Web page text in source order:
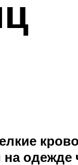
одежде